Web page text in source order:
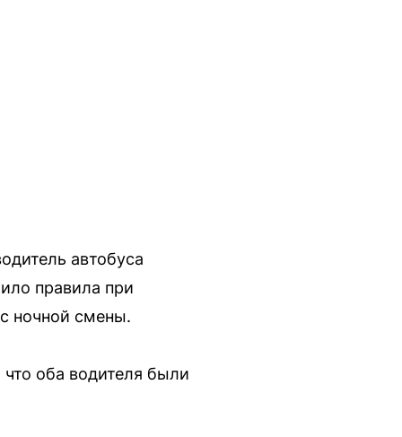
автобуса
правила при
ночной смены.
оба водителя были